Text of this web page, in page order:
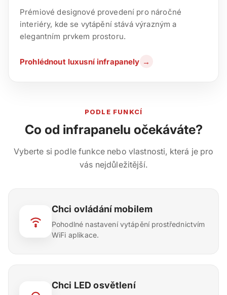
Prémiové designové provedení pro náročné
interiéry, kde se vytápění stává výrazným a
elegantním prvkem prostoru.
Prohlédnout luxusní infrapanely →
PODLE FUNKCÍ
Co od infrapanelu očekáváte?
Vyberte si podle funkce nebo vlastnosti, která je pro
vás nejdůležitější.
Chci ovládání mobilem
Pohodlné nastavení vytápění prostřednictvím
WiFi aplikace.
Chci LED osvětlení